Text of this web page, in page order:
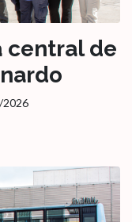
central de
2026